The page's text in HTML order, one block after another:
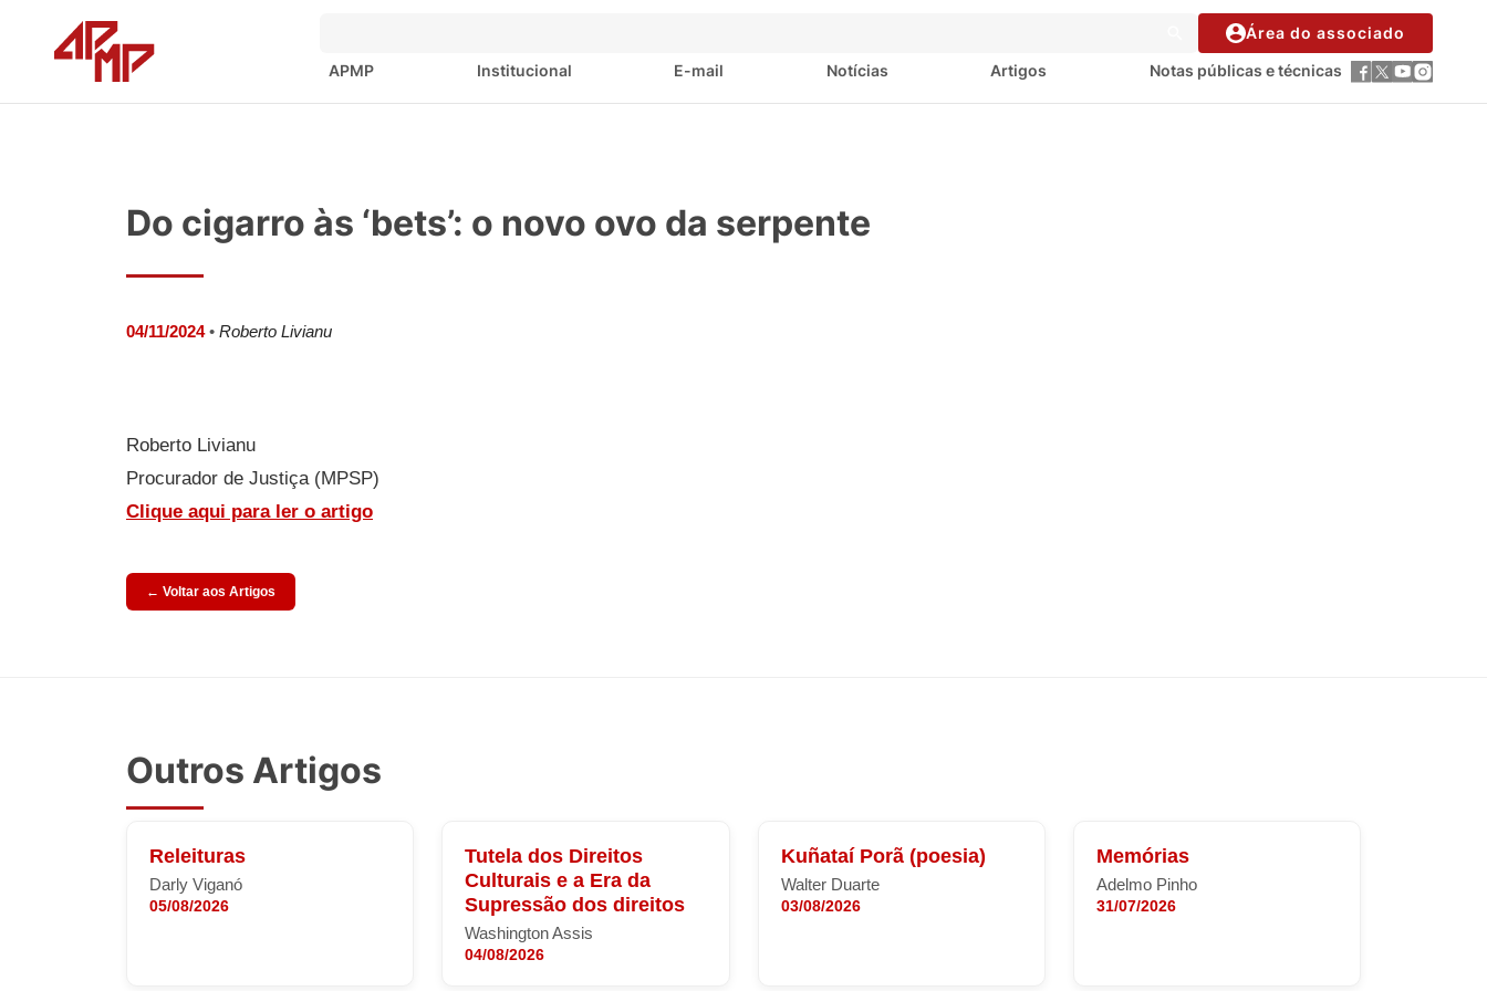
Área do associado
APMP
Institucional E-mail Notícias Artigos Notas públicas e técnicas
Do cigarro às ‘bets’: o novo ovo da serpente
04/11/2024• Roberto Livianu
Roberto Livianu
Procurador de Justiça (MPSP)
Clique aqui para ler o artigo
← Voltar aos Artigos
Outros Artigos
Releituras
Darly Viganó
05/08/2026
Tutela dos Direitos
Culturais e a Era da
Supressão dos direitos
Washington Assis
04/08/2026
Kuñataí Porã (poesia)
Walter Duarte
03/08/2026
Memórias
Adelmo Pinho
31/07/2026